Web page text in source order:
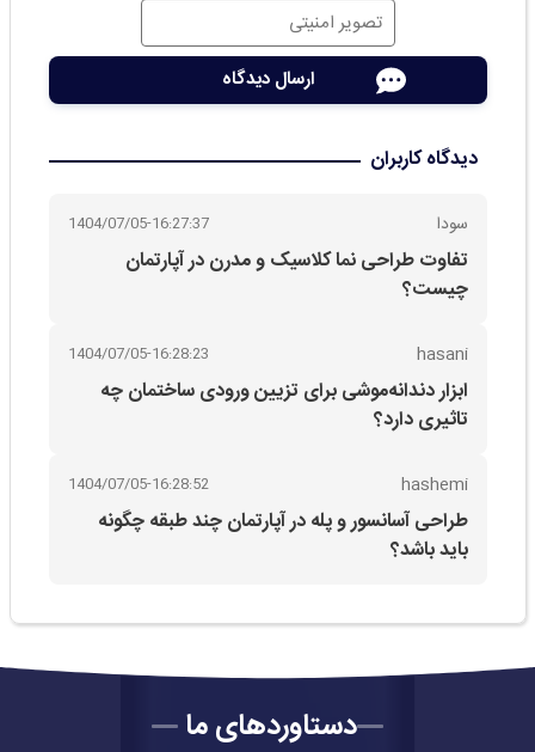
دیدگاه کاربران
سودا 1404/07/05-16:27:37
تفاوت طراحی نما کلاسیک و مدرن در آپارتمان
چیست؟
hasani
1404/07/05-16:28:23
ابزار دندانه‌موشی برای تزیین ورودی ساختمان چه
تاثیری دارد؟
hashemi
1404/07/05-16:28:52
طراحی آسانسور و پله در آپارتمان چند طبقه چگونه
باید باشد؟
دستاوردهای ما